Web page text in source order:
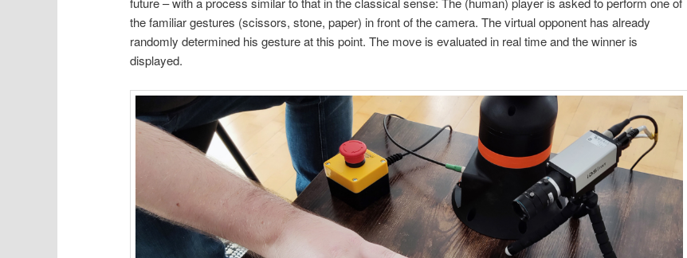
the familiar gestures (scissors, stone, paper) in front of the camera. The virtual opponent has already
randomly determined his gesture at this point. The move is evaluated in real time and the winner is
displayed.